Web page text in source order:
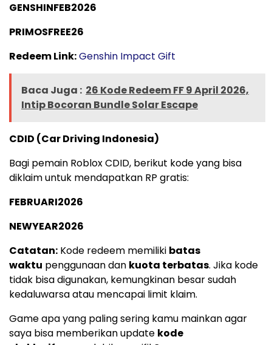
GENSHINFEB2026
PRIMOSFREE26
Redeem Link:Genshin Impact Gift
Baca Juga : 26 Kode Redeem FF 9 April 2026,
Intip Bocoran Bundle Solar Escape
CDID (Car Driving Indonesia)
Bagi pemain Roblox CDID, berikut kode yang bisa
diklaim untuk mendapatkan RP gratis:
FEBRUARI2026
NEWYEAR2026
Catatan: Kode redeem memiliki batas
waktu penggunaan dan kuota terbatas. Jika kode
tidak bisa digunakan, kemungkinan besar sudah
kedaluwarsa atau mencapai limit klaim.
Game apa yang paling sering kamu mainkan agar
saya bisa memberikan update kode